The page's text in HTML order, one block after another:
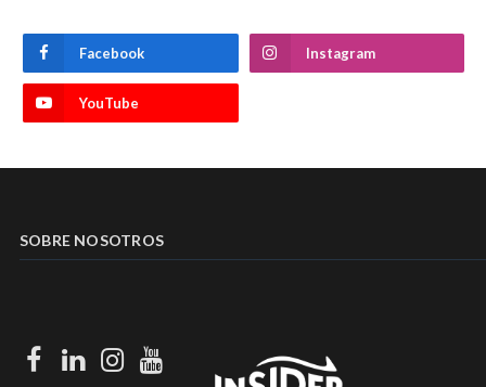
Facebook Instagram
YouTube
SOBRE NOSOTROS
Facebook
LinkedIn
Instagram
Youtube